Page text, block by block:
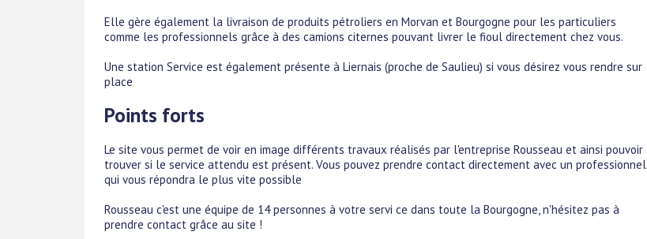
Elle gère également la livraison de produits pétroliers en Morvan et Bourgogne pour les particuliers
comme les professionnels grâce à des camions citernes pouvant livrer le fioul directement chez vous.
Une station Service est également présente à Liernais (proche de Saulieu) si vous désirez vous rendre sur
place
Points forts
Le site vous permet de voir en image différents travaux réalisés par l'entreprise Rousseau et ainsi pouvoir
trouver si le service attendu est présent. Vous pouvez prendre contact directement avec un professionnel
qui vous répondra le plus vite possible
Rousseau c'est une équipe de 14 personnes à votre servi ce dans toute la Bourgogne, n'hésitez pas à
prendre contact grâce au site !